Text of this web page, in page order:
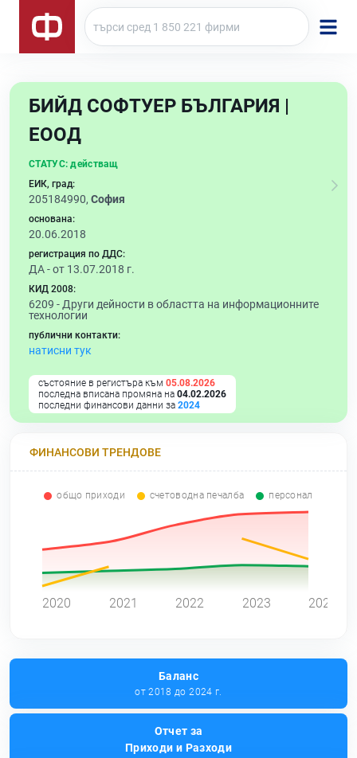
БИЙД СОФТУЕР БЪЛГАРИЯ |
ЕООД
СТАТУС: действащ
ЕИК, град:
205184990, София
основана:
20.06.2018
регистрация по ДДС:
ДА - от 13.07.2018 г.
КИД 2008:
6209 - Други дейности в областта на информационните
технологии
публични контакти:
натисни тук
състояние в регистъра към 05.08.2026
последна вписана промяна на 04.02.2026
последни финансови данни за 2024
ФИНАНСОВИ ТРЕНДОВЕ
общо приходи счетоводна печалба персонал
2020 2021 2022 2023 2024
Баланс
от 2018 до 2024 г.
Отчет за
Приходи и Разходи